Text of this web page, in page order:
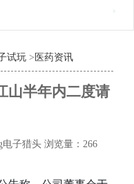
试玩 > 医药资讯
山半年内二度请
电子猎头 浏览量：266